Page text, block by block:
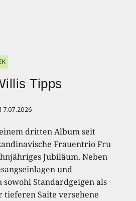
Tipps
17.07.2026
dritten Album seit
Frauentrio Fru
Jubiläum. Neben
und
sowohl Standardgeigen als
tieferen Saite versehene